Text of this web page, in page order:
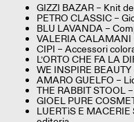
GIZZI BAZAR – Knit
PETRO CLASSIC –
BLU LAVANDA –
VALERIA CALAMANI
CIPI – Accessori
L’ORTO CHE FA LA
WE INSPIRE
AMARO GUELFO –
THE RABBIT STOOL
GIOEL PURE
LUERTìS E